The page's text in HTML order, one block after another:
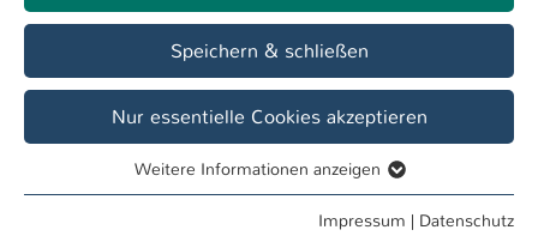
Übersicht Studieninteressierte Studierende
Labor H 0.080 - Klimatisierter Messraum mit
schwingungsisoliertem Boden
Forschungsthemen
Hochgenaue Produkt- und Bauteilvermessung
Speichern & schließen
Nur essentielle Cookies akzeptieren
Essentielle Cookies werden für grundlegende Funktionen
Weitere Informationen anzeigen
Impressum | Datenschutz